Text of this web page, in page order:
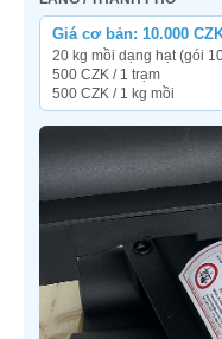
Giá cơ bản: 10.000
20 kg mồi dạng hạt (gói
500 CZK / 1 trạm
500 CZK / 1 kg mồi